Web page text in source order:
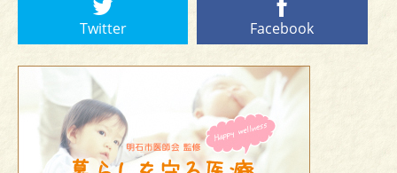
Twitter Facebook